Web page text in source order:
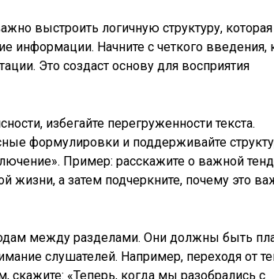
выстроить логичную структуру, которая
информации. Начните с четкого введения,
Это создаст основу для восприятия
избегайте перегруженности текста.
формулировки и поддерживайте
Пример: расскажите о важной
жизни, а затем подчеркните, почему это
между разделами. Они должны быть
слушателей. Например, переходя от
скажите: «Теперь, когда мы разобрались с